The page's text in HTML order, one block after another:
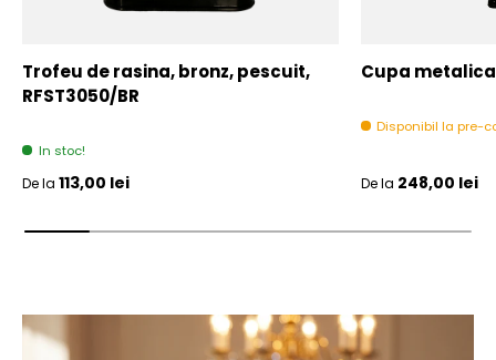
Trofeu de rasina, bronz, pescuit,
RFST3050/BR
In stoc!
Pret initial
De la 113,00 lei
Cupa
Disponibil la pre-
Pret initial
De la 248,00 lei